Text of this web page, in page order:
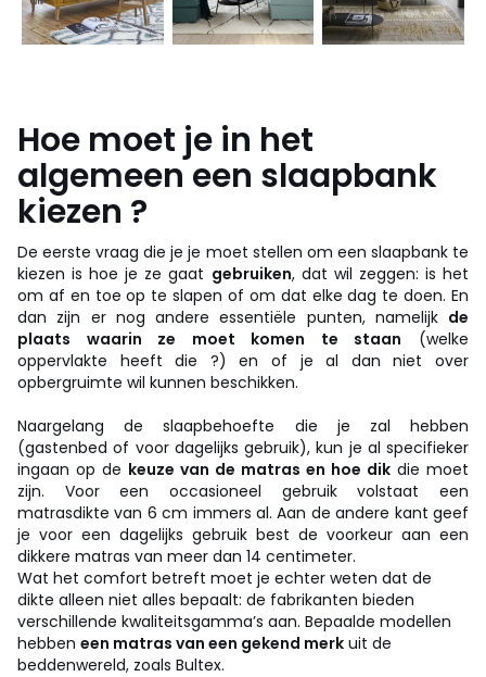
Hoe moet je in het
algemeen een slaapbank
kiezen ?
De eerste vraag die je je moet stellen om een slaapbank te
kiezen is hoe je ze gaat gebruiken, dat wil zeggen: is het
om af en toe op te slapen of om dat elke dag te doen. En
dan zijn er nog andere essentiële punten, namelijk de
plaats waarin ze moet komen te staan (welke
oppervlakte heeft die ?) en of je al dan niet over
opbergruimte wil kunnen beschikken.
Naargelang de slaapbehoefte die je zal hebben
(gastenbed of voor dagelijks gebruik), kun je al specifieker
ingaan op de keuze van de matras en hoe dik die moet
zijn. Voor een occasioneel gebruik volstaat een
matrasdikte van 6 cm immers al. Aan de andere kant geef
je voor een dagelijks gebruik best de voorkeur aan een
dikkere matras van meer dan 14 centimeter.
Wat het comfort betreft moet je echter weten dat de
dikte alleen niet alles bepaalt: de fabrikanten bieden
verschillende kwaliteitsgamma’s aan. Bepaalde modellen
hebben een matras van een gekend merk uit de
beddenwereld, zoals Bultex.